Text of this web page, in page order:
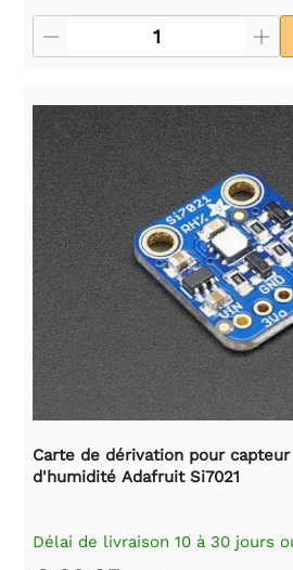
Carte de dérivation pour
d'humidité Adafruit Si7021
Délai de livraison 10 à 30 jours